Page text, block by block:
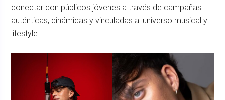
conectar con públicos jóvenes a través de campañas
auténticas, dinámicas y vinculadas al universo musical y
lifestyle.